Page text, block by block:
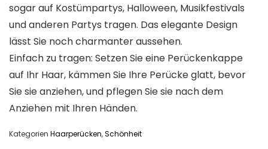
sogar auf Kostümpartys, Halloween, Musikfestivals
und anderen Partys tragen. Das elegante Design
lässt Sie noch charmanter aussehen.
Einfach zu tragen: Setzen Sie eine Perückenkappe
auf Ihr Haar, kämmen Sie Ihre Perücke glatt, bevor
Sie sie anziehen, und pflegen Sie sie nach dem
Anziehen mit Ihren Händen.
Kategorien Haarperücken,Schönheit